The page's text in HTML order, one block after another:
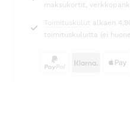
maksukortit,
Toimituskulut alkaen
toimituskuluitta (ei